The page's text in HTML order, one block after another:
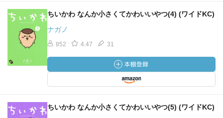
ちいかわ なんか小さくてかわいいやつ(4) (ワイドKC)
ナガノ
852 4.47 31
ちいかわ なんか小さくてかわいいやつ(5) (ワイドKC)